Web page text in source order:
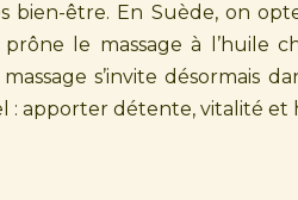
être. En Suède, on
prône le massage à
s’invite désormais
: apporter détente, vitalité et